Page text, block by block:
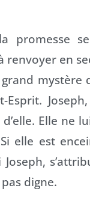
promesse
renvoyer en
mystère
Esprit.
Elle ne
elle est
digne.